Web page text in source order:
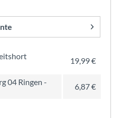
19,99 €
04 Ringen -
6,87 €